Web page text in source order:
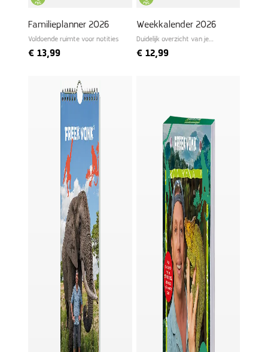
Familieplanner 2026
Voldoende ruimte voor notities
€ 13,99
Weekkalender 2026
Duidelijk overzicht van je
€12,99